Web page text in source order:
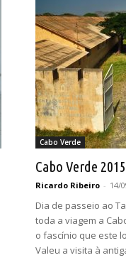
Cabo Verde
Cabo Verde
Ricardo Ribeiro - 14/
Dia de passeio ao
toda a viagem a
o fascínio que este
Valeu a visita à